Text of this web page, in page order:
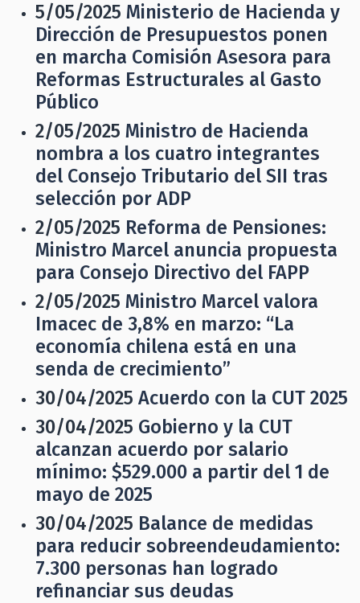
5/05/2025 Ministerio de Hacienda y
Dirección de Presupuestos ponen
en marcha Comisión Asesora para
Reformas Estructurales al Gasto
Público
2/05/2025 Ministro de Hacienda
nombra a los cuatro integrantes
del Consejo Tributario del SII tras
selección por ADP
2/05/2025 Reforma de Pensiones:
Ministro Marcel anuncia propuesta
para Consejo Directivo del FAPP
2/05/2025 Ministro Marcel valora
Imacec de 3,8% en marzo: “La
economía chilena está en una
senda de crecimiento”
30/04/2025 Acuerdo con la CUT 2025
30/04/2025 Gobierno y la CUT
alcanzan acuerdo por salario
mínimo: $529.000 a partir del 1 de
mayo de 2025
30/04/2025 Balance de medidas
para reducir sobreendeudamiento:
7.300 personas han logrado
refinanciar sus deudas